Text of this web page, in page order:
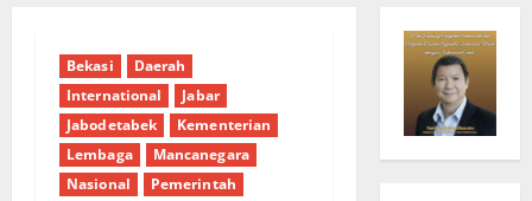
Bekasi
Daerah
International
Jabar
Jabodetabek
Kementerian
Lembaga
Mancanegara
Nasional
Pemerintah